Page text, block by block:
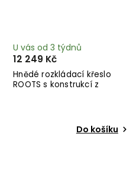
Hnědé rozkládací křeslo
ROOTS s konstrukcí z
U vás od 3 týdnů
12 249 Kč
Do košíku